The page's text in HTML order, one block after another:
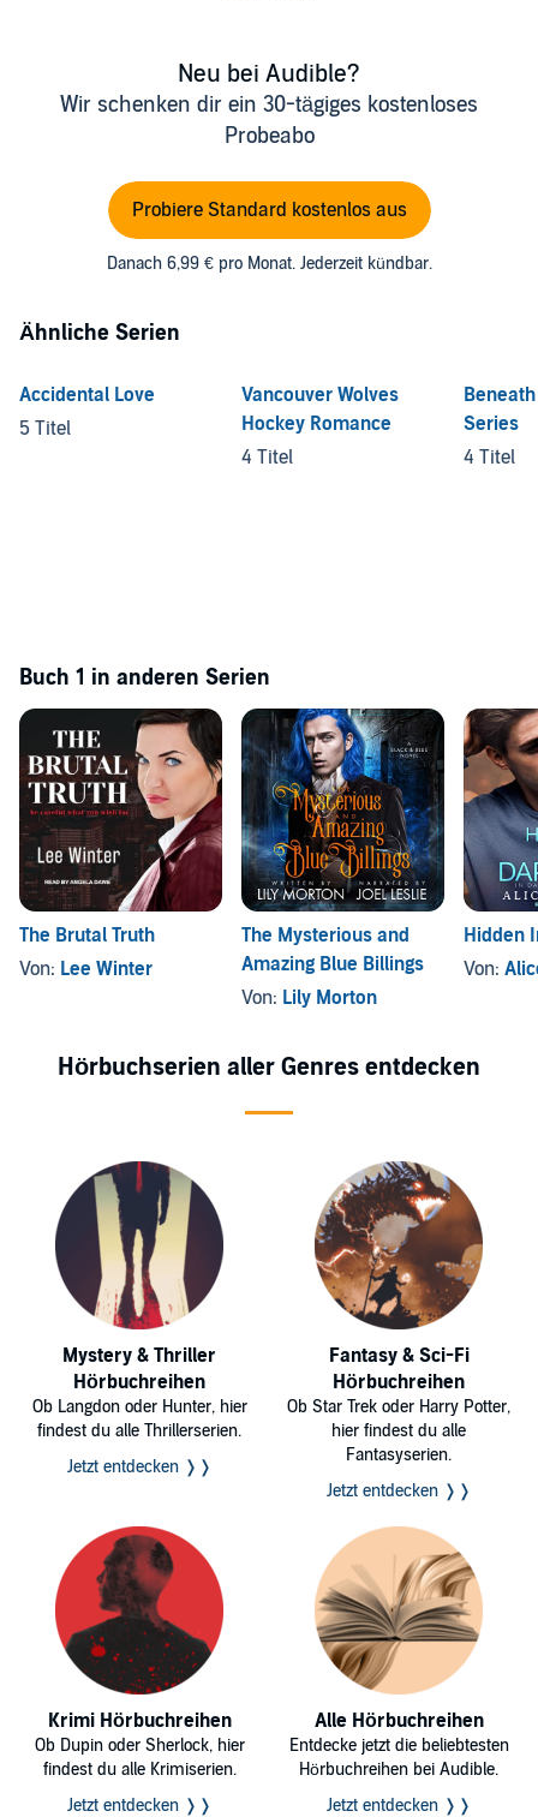
Neu bei Audible?
Wir schenken dir ein 30-tägiges kostenloses
Probeabo
Probiere Standard kostenlos aus
Danach 6,99 € pro Monat. Jederzeit kündbar.
Ähnliche Serien
Accidental Love
5 Titel
Vancouver Wolves
Hockey Romance
4 Titel
Series
4 Titel
Buch 1 in anderen Serien
The Brutal Truth
Von: Lee Winter
The Mysterious and
Amazing Blue Billings
Von: Lily Morton
Hidden
Von:
Hörbuchserien aller Genres entdecken
Mystery & Thriller
Hörbuchreihen
Ob Langdon oder Hunter, hier
findest du alle Thrillerserien.
Jetzt entdecken ❭❭
Fantasy & Sci-Fi
Hörbuchreihen
Ob Star Trek oder Harry Potter,
hier findest du alle
Fantasyserien.
Jetzt entdecken ❭❭
Krimi Hörbuchreihen
Ob Dupin oder Sherlock, hier
findest du alle Krimiserien.
Jetzt entdecken ❭❭
Alle Hörbuchreihen
Entdecke jetzt die beliebtesten
Hörbuchreihen bei Audible.
Jetzt entdecken ❭❭